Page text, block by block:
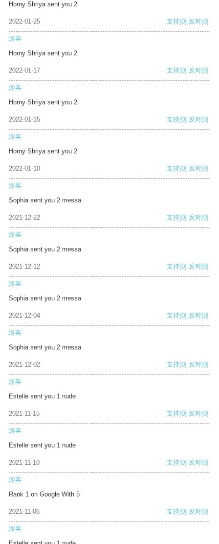
Horny Shriya sent you 2
2022-01-25 支持[0] 反对[0]
游客
Horny Shriya sent you 2
2022-01-17 支持[0] 反对[0]
游客
Horny Shriya sent you 2
2022-01-15 支持[0] 反对[0]
游客
Horny Shriya sent you 2
2022-01-10 支持[0] 反对[0]
游客
Sophia sent you 2 messa
2021-12-22 支持[0] 反对[0]
游客
Sophia sent you 2 messa
2021-12-12 支持[0] 反对[0]
游客
Sophia sent you 2 messa
2021-12-04 支持[0] 反对[0]
游客
Sophia sent you 2 messa
2021-12-02 支持[0] 反对[0]
游客
Estelle sent you 1 nude
2021-11-15 支持[0] 反对[0]
游客
Estelle sent you 1 nude
2021-11-10 支持[0] 反对[0]
游客
Rank 1 on Google With 5
2021-11-06 支持[0] 反对[0]
游客